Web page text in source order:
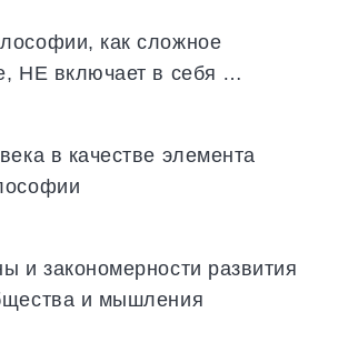
как сложное
НЕ включает в себя …
в качестве элемента
и закономерности развития
и мышления